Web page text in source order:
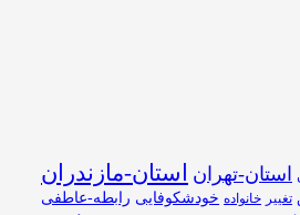
استان-تهران استان-مازندران
تغییر خانواده خودشکوفایی رابطه-عاطفی